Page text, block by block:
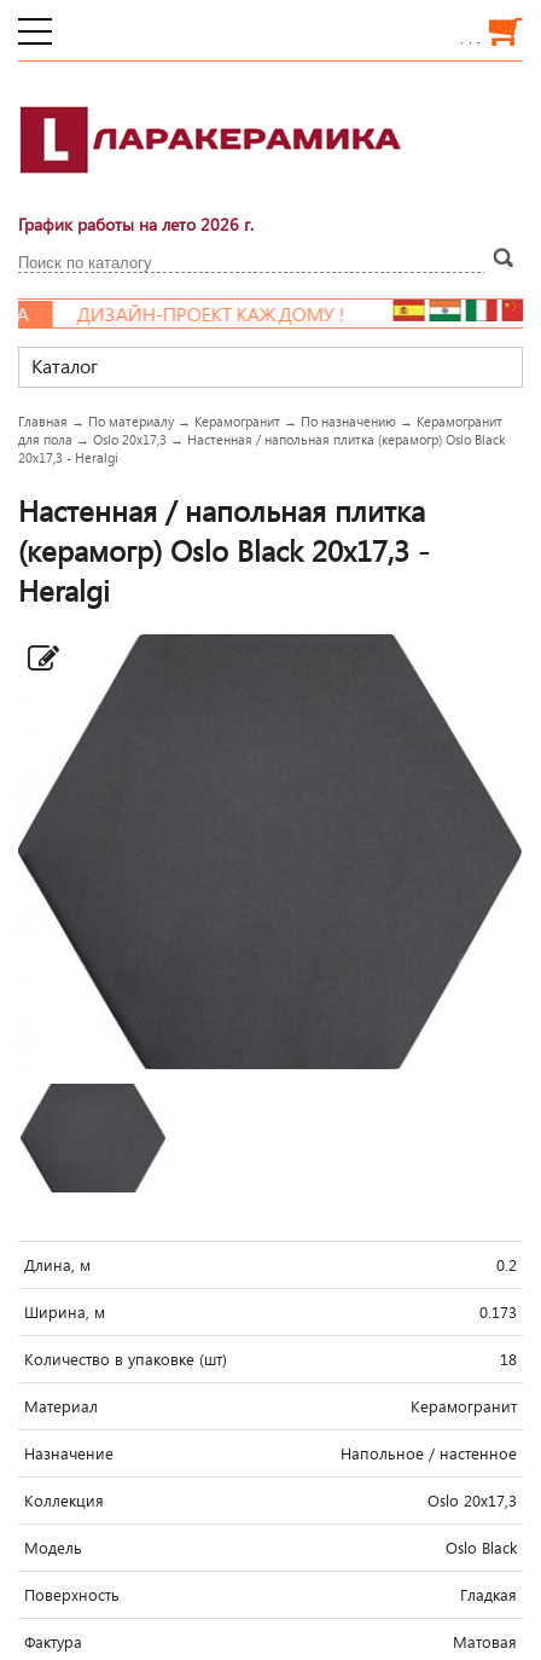
. . .
График работы на лето 2026 г.
ДИЗАЙН-ПРОЕКТ КАЖДОМУ !
Каталог
Главная → По материалу → Керамогранит → По назначению → Керамогранит
для пола → Oslo 20x17,3 → Настенная / напольная плитка (керамогр) Oslo Black
20x17,3 - Heralgi
Настенная / напольная плитка
(керамогр) Oslo Black 20x17,3 -
Heralgi
Длина, м 0.2
Ширина, м 0.173
Количество в упаковке (шт) 18
Материал Керамогранит
Назначение Напольное / настенное
Коллекция Oslo 20x17,3
Модель Oslo Black
Поверхность Гладкая
Фактура Матовая